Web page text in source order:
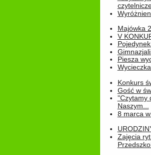
Majówka
V
Piesza
Konkurs
Gość w
"Czytamy
Naszym...
8 marca
Zajęcia